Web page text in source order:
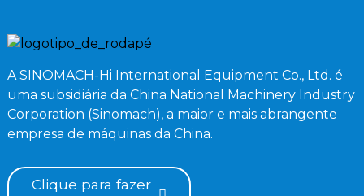
A SINOMACH-Hi International Equipment Co., Ltd. é
uma subsidiária da China National Machinery Industry
Corporation (Sinomach), a maior e mais abrangente
empresa de máquinas da China.
Clique para fazer